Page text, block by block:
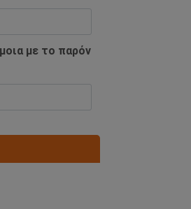
με το παρόν